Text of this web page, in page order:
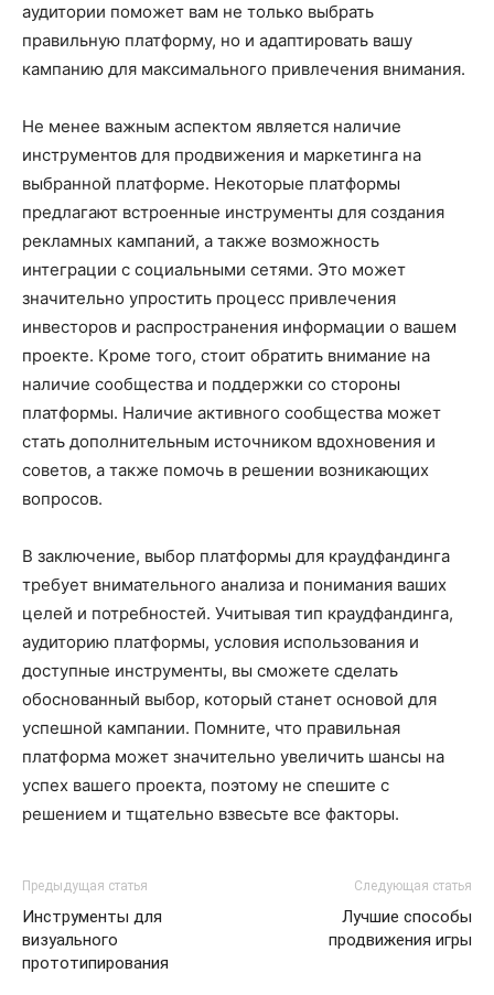
аудитории поможет вам не только выбрать
правильную платформу, но и адаптировать вашу
кампанию для максимального привлечения внимания.
Не менее важным аспектом является наличие
инструментов для продвижения и маркетинга на
выбранной платформе. Некоторые платформы
предлагают встроенные инструменты для создания
рекламных кампаний, а также возможность
интеграции с социальными сетями. Это может
значительно упростить процесс привлечения
инвесторов и распространения информации о вашем
проекте. Кроме того, стоит обратить внимание на
наличие сообщества и поддержки со стороны
платформы. Наличие активного сообщества может
стать дополнительным источником вдохновения и
советов, а также помочь в решении возникающих
вопросов.
В заключение, выбор платформы для краудфандинга
требует внимательного анализа и понимания ваших
целей и потребностей. Учитывая тип краудфандинга,
аудиторию платформы, условия использования и
доступные инструменты, вы сможете сделать
обоснованный выбор, который станет основой для
успешной кампании. Помните, что правильная
платформа может значительно увеличить шансы на
успех вашего проекта, поэтому не спешите с
решением и тщательно взвесьте все факторы.
Предыдущая статья
Инструменты для
визуального
прототипирования
Следующая статья
Лучшие способы
продвижения игры